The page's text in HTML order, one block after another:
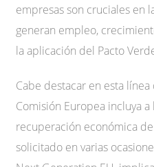
empresas son cruciales en
generan empleo,
la aplicación del Pacto
Cabe destacar en esta
Comisión Europea incluya
recuperación económica
solicitado en varias